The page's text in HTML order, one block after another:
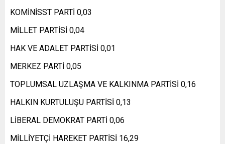
KOMİNİSST PARTİ 0,03
MİLLET PARTİSİ 0,04
HAK VE ADALET PARTİSİ 0,01
MERKEZ PARTİ 0,05
TOPLUMSAL UZLAŞMA VE KALKINMA PARTİSİ 0,16
HALKIN KURTULUŞU PARTİSİ 0,13
LİBERAL DEMOKRAT PARTİ 0,06
MİLLİYETÇİ HAREKET PARTİSİ 16,29